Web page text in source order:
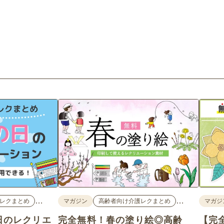
クまとめ …
のレクリエ
マガジン 高齢者向け介護レクまとめ …
完全無料！春の塗り絵◎高齢
マガジ
【